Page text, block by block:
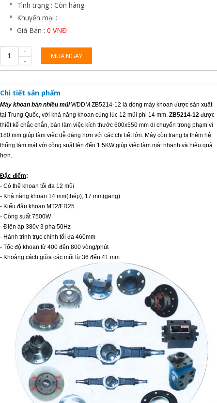
Tình trạng : Còn hàng
Khuyến mại :
Giá Bán : 0 VNĐ
MUA NGAY
Chi tiết sản phẩm
Máy khoan bàn nhiều mũiWDDM ZB5214-12 là dòng máy khoan được sản xuất
tại Trung Quốc, với khả năng khoan cùng lúc 12 mũi phi 14 mm. ZB5214-12 được
thiết kế chắc chắn, bàn làm việc kích thước 600x550 mm di chuyển trong phạm vi
180 mm giúp làm việc dễ dàng hơn với các chi tiết lớn. Máy còn trang bị thêm hệ
thống làm mát với công suất lên đến 1.5KW giúp việc làm mát nhanh và hiệu quả
hơn.
Đặc điểm:
- Có thể khoan tối đa 12 mũi
- Khả năng khoan 14 mm(thép), 17 mm(gang)
- Kiểu đầu khoan MT2/ER25
- Công suất 7500W
- Điện áp 380v 3 pha 50Hz
- Hành trình trục chính tối đa 460mm
- Tốc độ khoan từ 400 đến 800 vòng/phút
- Khoảng cách giữa các mũi từ 36 đến 41 mm